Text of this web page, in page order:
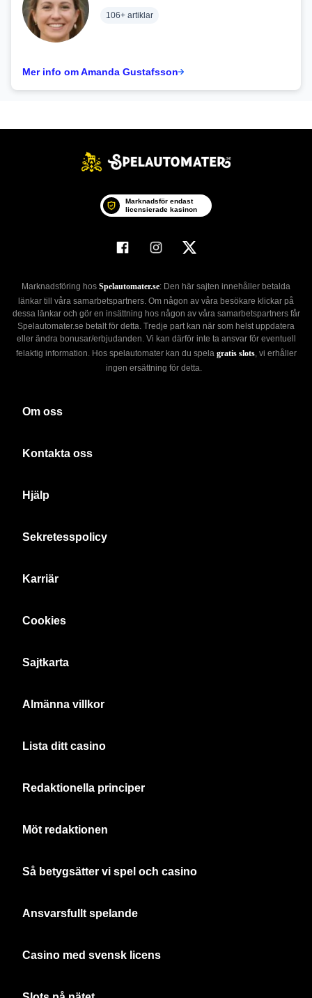
106+ artiklar
Mer info om Amanda Gustafsson
Marknadsför endast
licensierade kasinon
Marknadsföring hos Spelautomater.se: Den här sajten innehåller betalda
länkar till våra samarbetspartners. Om någon av våra besökare klickar på
dessa länkar och gör en insättning hos någon av våra samarbetspartners får
Spelautomater.se betalt för detta. Tredje part kan när som helst uppdatera
eller ändra bonusar/erbjudanden. Vi kan därför inte ta ansvar för eventuell
felaktig information. Hos spelautomater kan du spela gratis slots, vi erhåller
ingen ersättning för detta.
Om oss
Kontakta oss
Hjälp
Sekretesspolicy
Karriär
Cookies
Sajtkarta
Almänna villkor
Lista ditt casino
Redaktionella principer
Möt redaktionen
Så betygsätter vi spel och casino
Ansvarsfullt spelande
Casino med svensk licens